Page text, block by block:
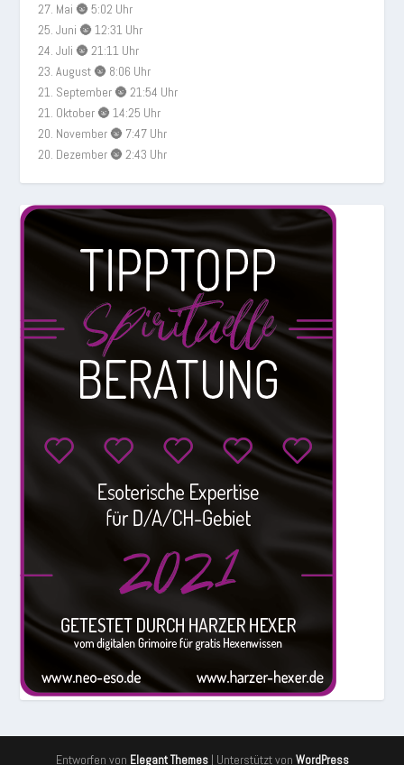
27. Mai 🌚 5:02 Uhr
25. Juni 🌚 12:31 Uhr
24. Juli 🌚 21:11 Uhr
23. August 🌚 8:06 Uhr
21. September 🌚 21:54 Uhr
21. Oktober 🌚 14:25 Uhr
20. November 🌚 7:47 Uhr
20. Dezember 🌚 2:43 Uhr
Entworfen von Elegant Themes| Unterstützt von WordPress